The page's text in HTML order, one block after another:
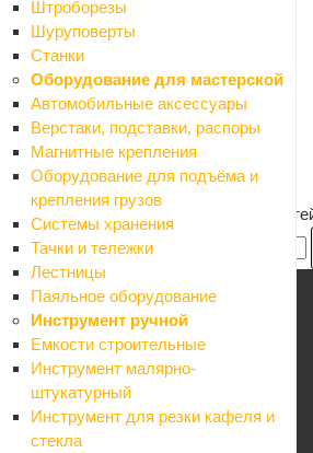
Штроборезы
Шуруповерты
Станки
Оборудование для мастерской
Автомобильные аксессуары
Верстаки, подставки, распоры
Магнитные крепления
Оборудование для подъёма и
крепления грузов
Системы хранения
Тачки и тележки
Лестницы
Паяльное оборудование
Инструмент ручной
Емкости строительные
Инструмент малярно-
штукатурный
Инструмент для резки кафеля и
стекла
Будьте в курсе наших акций и
Каталог
Акции
Бренды
Блог
Компания